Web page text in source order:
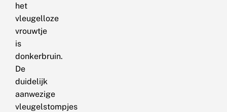
het
vleugelloze
vrouwtje
is
donkerbruin.
De
duidelijk
aanwezige
vleugelstompjes